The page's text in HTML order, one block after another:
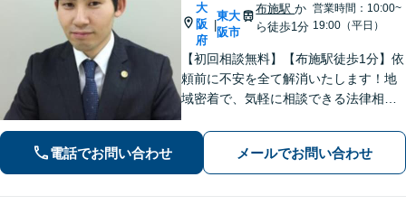
大
阪
府
|
東大
阪市
布施駅か
ら徒歩1分
営業時間：10:00~
19:00（平日）
【初回相談無料】【布施駅徒歩1分】依
頼前に不安を全て解消いたします！地
域密着で、気軽に相談できる法律相談
離婚・男女問題など幅広く対応可能で
電話でお問い合わせ メールでお問い合わせ